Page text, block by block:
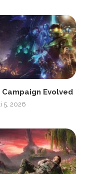
Campaign Evolved
5, 2026